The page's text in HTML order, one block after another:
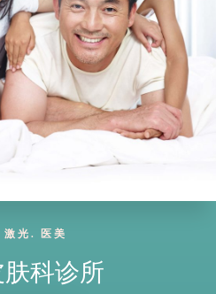
激光. 医美
科诊所